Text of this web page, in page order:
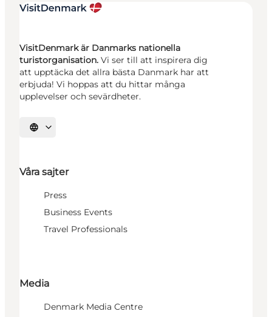
VisitDenmark är Danmarks nationella
turistorganisation. Vi ser till att inspirera dig
att upptäcka det allra bästa Danmark har att
erbjuda! Vi hoppas att du hittar många
upplevelser och sevärdheter.
Välj språk
Våra sajter
Press
Business Events
Travel Professionals
Media
Denmark Media Centre